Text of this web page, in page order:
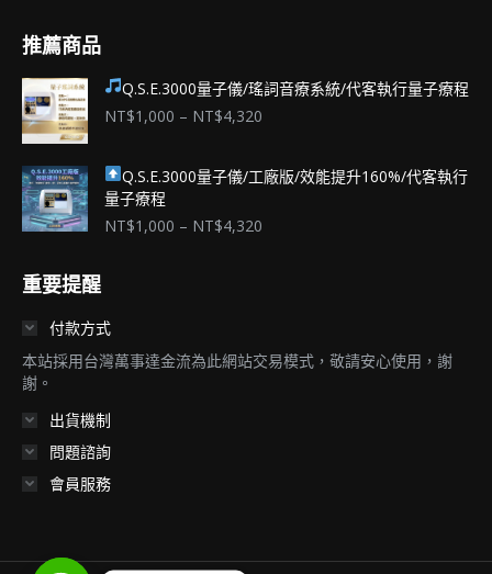
推薦商品
Q.S.E.3000量子儀/瑤詞音療系統/代客執行量子療程
NT$1,000 – NT$4,320
圍：
Q.S.E.3000量子儀/工廠版/效能提升160%/代客執行
量子療程
NT$1,000 – NT$4,320
NT$4,320
重要提醒
付款方式
本站採用台灣萬事達金流為此網站交易模式，敬請安心使用，謝
謝。
出貨機制
問題諮詢
會員服務